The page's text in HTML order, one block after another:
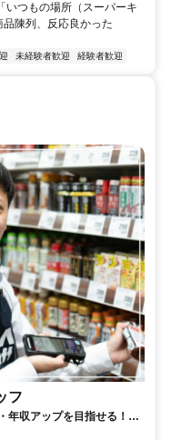
いつもの場所（スーパーキ
陳列、反応良かった
未経験者歓迎 経験者歓迎
フ
年収アップを目指せる！／
給・賞与あり／福利厚生充